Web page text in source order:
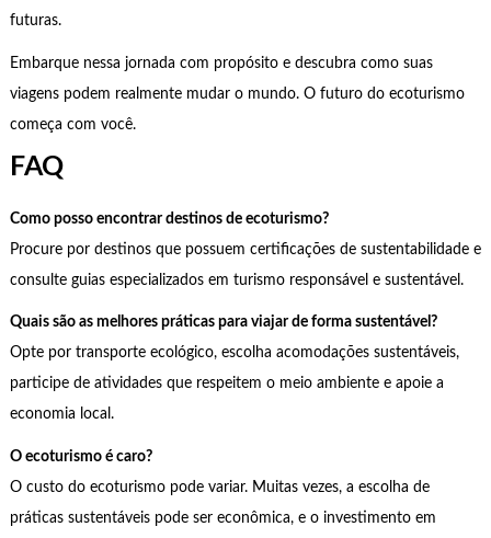
futuras.
Embarque nessa jornada com propósito e descubra como suas
viagens podem realmente mudar o mundo. O futuro do ecoturismo
começa com você.
FAQ
Como posso encontrar destinos de ecoturismo?
Procure por destinos que possuem certificações de sustentabilidade e
consulte guias especializados em turismo responsável e sustentável.
Quais são as melhores práticas para viajar de forma sustentável?
Opte por transporte ecológico, escolha acomodações sustentáveis,
participe de atividades que respeitem o meio ambiente e apoie a
economia local.
O ecoturismo é caro?
O custo do ecoturismo pode variar. Muitas vezes, a escolha de
práticas sustentáveis pode ser econômica, e o investimento em